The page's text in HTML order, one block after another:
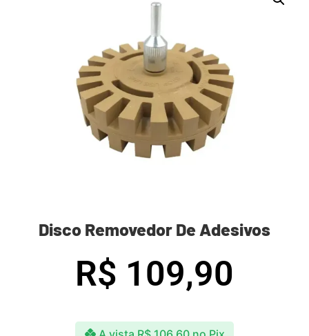
Disco Removedor De Adesivos
R$ 109,90